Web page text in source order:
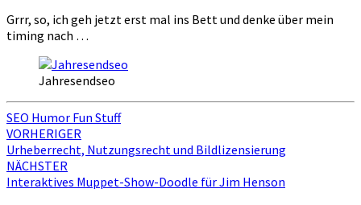
Grrr, so, ich geh jetzt erst mal ins Bett und denke über mein
timing nach …
Jahresendseo
SEO Humor Fun Stuff
Beitragsnavigation
VORHERIGER
Urheberrecht, Nutzungsrecht und Bildlizensierung
NÄCHSTER
Interaktives Muppet-Show-Doodle für Jim Henson